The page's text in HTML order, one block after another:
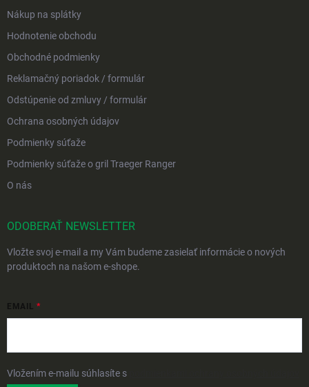
Nákup na splátky
Hodnotenie obchodu
Obchodné podmienky
Reklamačný poriadok / formulár
Odstúpenie od zmluvy / formulár
Ochrana osobných údajov
Podmienky súťaže
Podmienky súťaže o gril Traeger Ranger
O nás
ODOBERAŤ NEWSLETTER
Vložte svoj e-mail a my Vám budeme zasielať informácie o nových
produktoch na našom e-shope.
EMAIL
Vložením e-mailu súhlasíte s